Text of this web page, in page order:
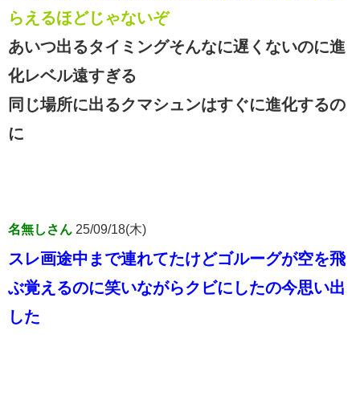
らえるほどじゃないぞ
あいつ出るタイミングそんなに遅くないのに進
化レベル遠すぎる
同じ場所に出るクマシュンはすぐに進化するの
に
名無しさん 25/09/18(木)
スレ画途中まで連れてたけどゴルーグが空を飛
ぶ覚えるのに笑いながらクビにしたの今思い出
した